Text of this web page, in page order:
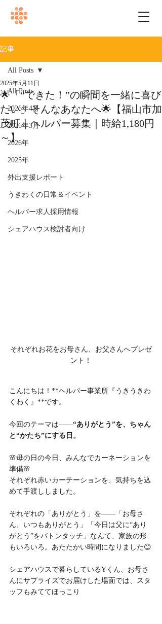
記事
All Posts
2026年4月
2026年3月
2026年
2025年
外出支援レポート
うきわくの日常＆イベント
ヘルパー求人採用情報
シェアハウス検討者向け
All Posts
🌟「“できた！”の瞬間を一緒に喜び
たい」そんなあなたへ🌟【福山市加
茂町｜ヘルパー募集｜時給1,180円
～】
2025年5月11日
それぞれお花をお母さん、お父さんへプレゼ
ント！
こんにちは！**ヘルパー事業所『うきうきわ
くわく』**です。
今回のテーマは――“ありがとう”を、ちゃん
と“かたち”にする日。
🌸母の日の今日、みんなでカーネーションを
準備🌸
それぞれ赤いカーテーションを、気持ちを込
めて手渡ししました。
それぞれの「ありがとう」を――「お母さ
ん、いつもありがとう」「今日は父に“あり
がとう”をバトンタッチ」なんて、家族の形
もいろいろ。あたたかい時間になりました😊
シェアハウスで暮らしているYくん、お母さ
んにサプライズでお届けした場面では、スタ
ッフもみててほっこり